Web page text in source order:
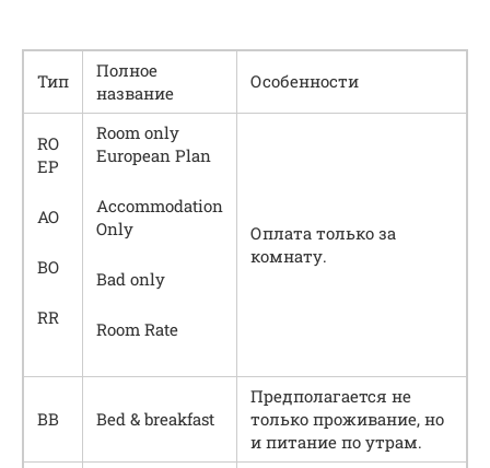
Тип
Полное
название
Особенности
RO
EP
AO
BO
RR
Room only
European Plan
Accommodation
Only
Bad only
Room Rate
Оплата только за
комнату.
BB Bed & breakfast
Предполагается не
только проживание, но
и питание по утрам.